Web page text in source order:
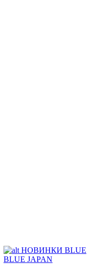
НОВИНКИ BLUE
BLUE JAPAN